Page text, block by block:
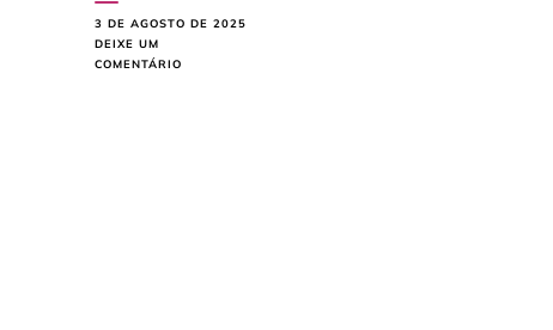
3 DE AGOSTO DE 2025
DEIXE UM
COMENTÁRIO